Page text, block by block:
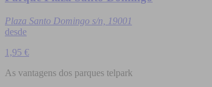
Plaza Santo Domingo s/n, 19001
desde
1,95 €
As vantagens dos parques telpark